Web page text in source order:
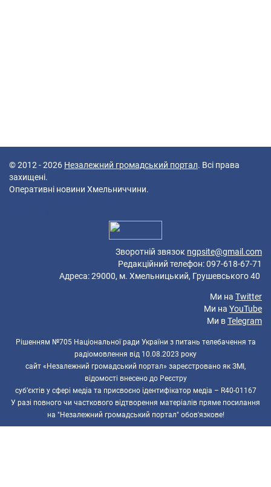
© 2012 - 2026 Незалежний громадський портал. Всі права
захищені.
Оперативні новини Хмельниччини.
Зворотній звязок ngpsite@gmail.com
Редакційний телефон: 097-618-67-71
Адреса: 29000, м. Хмельницький, Грушевського 40
Ми на Twitter
Ми на YouTube
Ми вTelegram
Рішенням №705 Національної ради України з питань телебачення та
радіомовлення від 10.08.2023 року
сайт «Незалежний громадський портал» зареєстровано як ЗМІ,
відомості внесено до Реєстру
суб’єктів у сфері медіа та присвоєно ідентифікатор медіа – R40-01167
У разі повного чи часткового відтворення матеріалів пряме посилання
на "Незалежний громадський портал" обов'язкове!